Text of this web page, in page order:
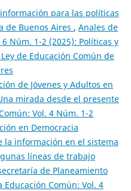
para las políticas
de Buenos Aires , Anales de
Núm. 1-2 (2025): Políticas y
de Educación Común de
de Jóvenes y Adultos en
mirada desde el presente
Vol. 4 Núm. 1-2
en Democracia
la información en el sistema
líneas de trabajo
de Planeamiento
Educación Común: Vol. 4